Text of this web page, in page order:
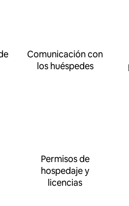
Comunicación con
los huéspedes
Permisos de
hospedaje y
licencias